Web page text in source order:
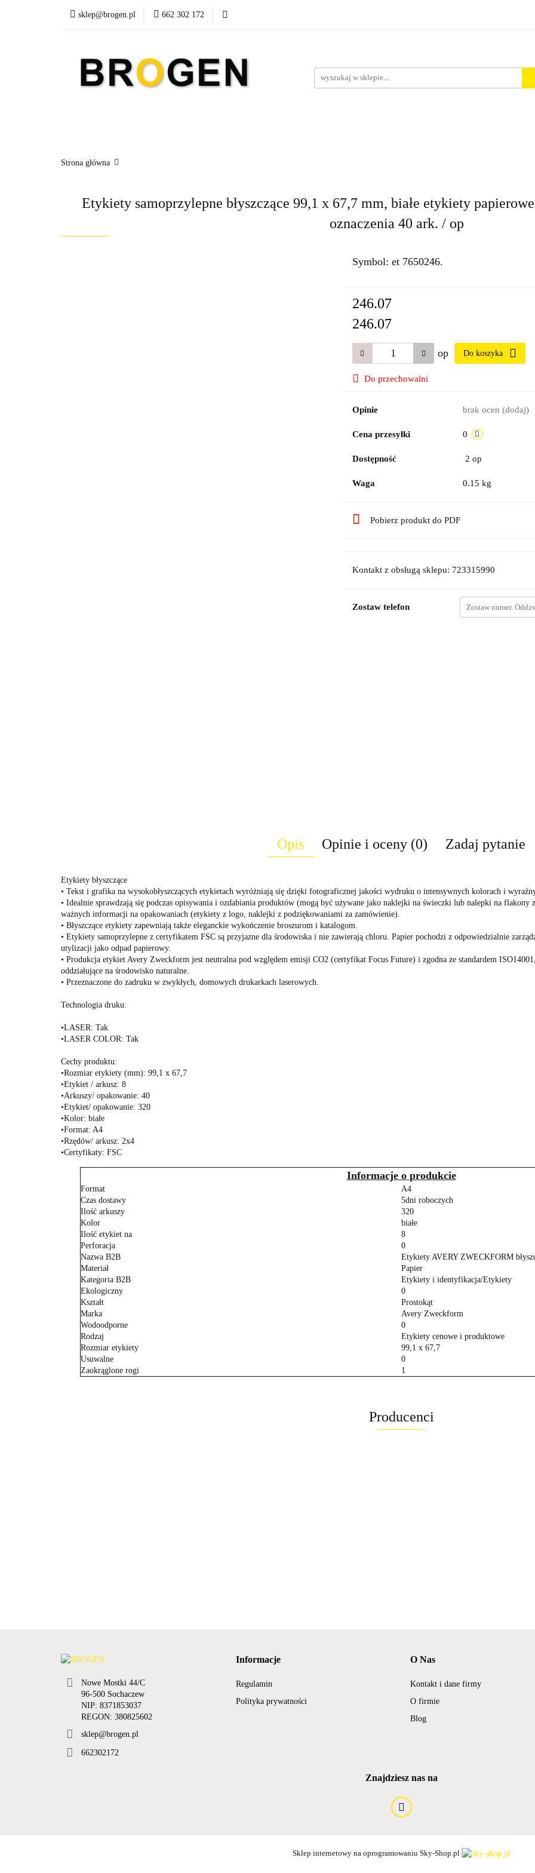
sklep@brogen.pl 662 302 172
Art. Biurowe
Nowości Aktualności
Strona główna
Etykiety samoprzylepne błyszczące 99,1 x 67,7 mm, białe etykiety
oznaczenia 40 ark. / op
Symbol: et 7650246.
246.07
246.07
op Do koszyka
Do przechowalni
Opinie brak ocen (dodaj)
Cena przesyłki 0
Dostępność 2 op
Waga 0.15 kg
Pobierz produkt do PDF
Kontakt z obsługą sklepu: 723315990
Zostaw telefon
Opis Opinie i oceny (0) Zadaj pytanie
Etykiety błyszczące
• Tekst i grafika na wysokobłyszczących etykietach wyróżniają się dzięki fotograficznej jakości wydruku o intensywnych kolorach i
• Idealnie sprawdzają się podczas opisywania i ozdabiania produktów (mogą być używane jako naklejki na świeczki lub nalepki na flakony
ważnych informacji na opakowaniach (etykiety z logo, naklejki z podziękowaniami za zamówienie).
• Błyszczące etykiety zapewniają także eleganckie wykończenie broszurom i katalogom.
• Etykiety samoprzylepne z certyfikatem FSC są przyjazne dla środowiska i nie zawierają chloru. Papier pochodzi z odpowiedzialnie
utylizacji jako odpad papierowy.
• Produkcja etykiet Avery Zweckform jest neutralna pod względem emisji CO2 (certyfikat Focus Future) i zgodna ze standardem
oddziałujące na środowisko naturalne.
• Przeznaczone do zadruku w zwykłych, domowych drukarkach laserowych.
Technologia druku:
•LASER: Tak
•LASER COLOR: Tak
Cechy produktu:
•Rozmiar etykiety (mm): 99,1 x 67,7
•Etykiet / arkusz: 8
•Arkuszy/ opakowanie: 40
•Etykiet/ opakowanie: 320
•Kolor: białe
•Format: A4
•Rzędów/ arkusz: 2x4
•Certyfikaty: FSC
Informacje o produkcie
Format
A4
Czas dostawy
5dni roboczych
Ilość arkuszy
320
Kolor
białe
Ilość etykiet na
8
Perforacja
0
Nazwa B2B
Etykiety AVERY ZWECKFORM
Materiał
Papier
Kategoria B2B
Etykiety i identyfikacja/Etykiety
Ekologiczny
0
Kształt
Prostokąt
Marka
Avery Zweckform
Wodoodporne
0
Rodzaj
Etykiety cenowe i produktowe
Rozmiar etykiety
99,1 x 67,7
Usuwalne
0
Zaokrąglone rogi
1
Producenci
Nowe Mostki 44/C
96-500 Sochaczew
NIP: 8371853037
REGON: 380825602
sklep@brogen.pl
662302172
Informacje
Regulamin
Polityka prywatności
O Nas
Kontakt i dane firmy
O firmie
Blog
Znajdziesz nas na
Sklep internetowy na oprogramowaniu Sky-Shop.pl